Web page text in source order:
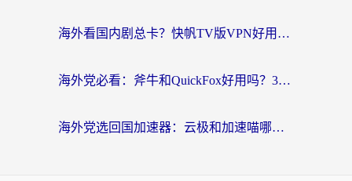
海外看国内剧总卡？快帆TV版VPN好用吗？和海牛VPN对比哪个回国效果更好？
海外党必看：斧牛和QuickFox好用吗？3步选对回国加速器，无缝刷国内剧玩游戏
海外党选回国加速器：云极和加速喵哪个好？附3款热门工具实测对比